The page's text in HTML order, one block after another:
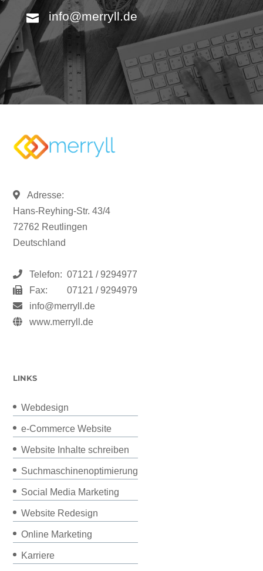
info@merryll.de
Adresse:
Hans-Reyhing-Str. 43/4
72762 Reutlingen
Deutschland
Telefon: 07121 / 9294977
Fax:
07121 / 9294979
info@merryll.de
www.merryll.de
LINKS
Webdesign
e-Commerce Website
Website Inhalte schreiben
Suchmaschinenoptimierung
Social Media Marketing
Website Redesign
Online Marketing
Karriere